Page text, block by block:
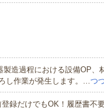
製造過程における設備OP
し作業が発生します。…つ
録だけでもOK！履歴書不